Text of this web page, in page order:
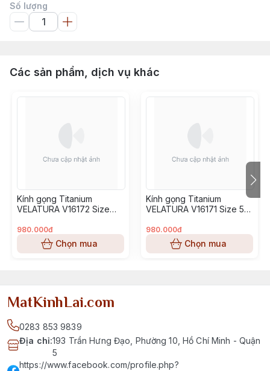
Số lượng
Các sản phẩm, dịch vụ khác
Kính gọng Titanium
VELATURA V16172 Size
980.000đ
Chọn mua
Kính gọng Titanium
VELATURA V16171 Size 53-
980.000đ
Chọn mua
MatKinhLai.com
0283 853 9839
Địa chỉ:193 Trần Hưng Đạo, Phường 10, Hồ Chí Minh - Quận
5
https://www.facebook.com/profile.php?